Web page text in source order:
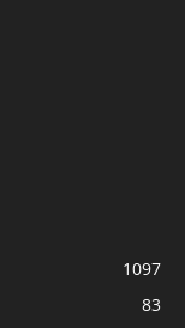
1097
83